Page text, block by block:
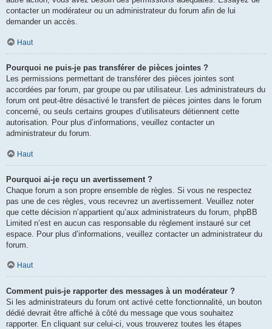
contacter un modérateur ou un administrateur du forum afin de lui
demander un accès.
Haut
Pourquoi ne puis-je pas transférer de pièces jointes ?
Les permissions permettant de transférer des pièces jointes sont
accordées par forum, par groupe ou par utilisateur. Les administrateurs du
forum ont peut-être désactivé le transfert de pièces jointes dans le forum
concerné, ou seuls certains groupes d’utilisateurs détiennent cette
autorisation. Pour plus d’informations, veuillez contacter un
administrateur du forum.
Haut
Pourquoi ai-je reçu un avertissement ?
Chaque forum a son propre ensemble de règles. Si vous ne respectez
pas une de ces règles, vous recevrez un avertissement. Veuillez noter
que cette décision n’appartient qu’aux administrateurs du forum, phpBB
Limited n’est en aucun cas responsable du règlement instauré sur cet
espace. Pour plus d’informations, veuillez contacter un administrateur du
forum.
Haut
Comment puis-je rapporter des messages à un modérateur ?
Si les administrateurs du forum ont activé cette fonctionnalité, un bouton
dédié devrait être affiché à côté du message que vous souhaitez
rapporter. En cliquant sur celui-ci, vous trouverez toutes les étapes